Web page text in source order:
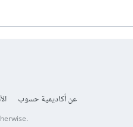
عن أكاديمية حسوب